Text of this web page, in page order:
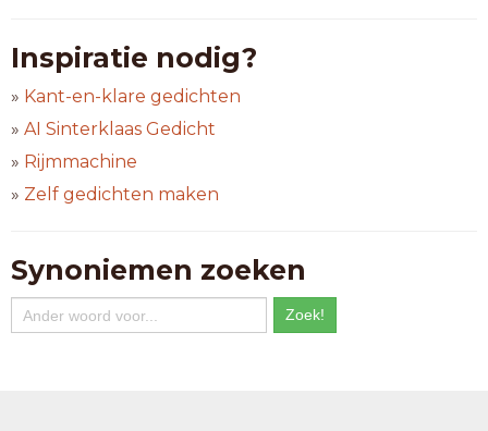
Inspiratie nodig?
» Kant-en-klare gedichten
» AI Sinterklaas Gedicht
» Rijmmachine
» Zelf gedichten maken
Synoniemen zoeken